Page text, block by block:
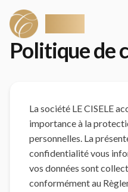
Politique de
La société LE CISELE
importance à la
personnelles. La
confidentialité vous
vos données sont
conformément au